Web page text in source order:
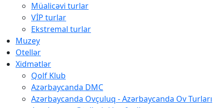
Müalicəvi turlar
VİP turlar
Ekstremal turlar
Muzey
Otellər
Xidmətlər
Qolf Klub
Azərbaycanda DMC
Azərbaycanda Ovçuluq - Azərbaycanda Ov Turları